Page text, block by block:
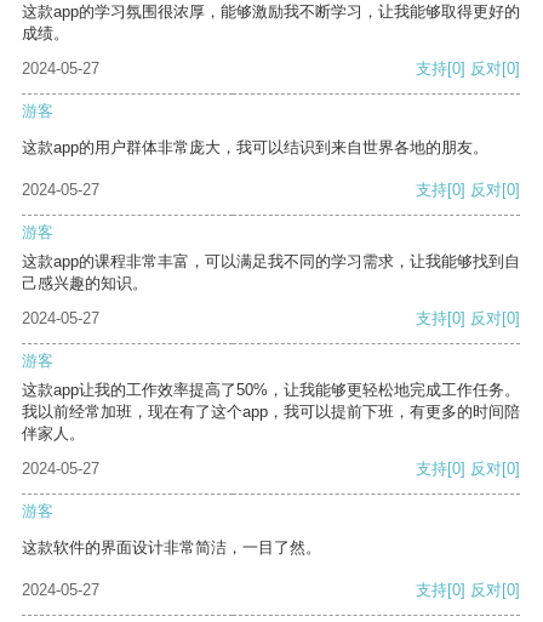
这款app的学习氛围很浓厚，能够激励我不断学习，让我能够取得更好的
成绩。
2024-05-27
支持[0] 反对[0]
游客
这款app的用户群体非常庞大，我可以结识到来自世界各地的朋友。
2024-05-27 支持[0] 反对[0]
游客
这款app的课程非常丰富，可以满足我不同的学习需求，让我能够找到自
己感兴趣的知识。
2024-05-27
支持[0] 反对[0]
游客
这款app让我的工作效率提高了50%，让我能够更轻松地完成工作任务。
我以前经常加班，现在有了这个app，我可以提前下班，有更多的时间陪
伴家人。
2024-05-27
支持[0] 反对[0]
游客
这款软件的界面设计非常简洁，一目了然。
2024-05-27 支持[0] 反对[0]